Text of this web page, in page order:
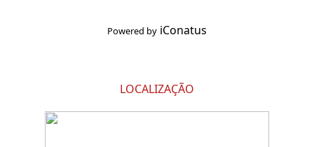
Powered by iConatus
LOCALIZAÇÃO